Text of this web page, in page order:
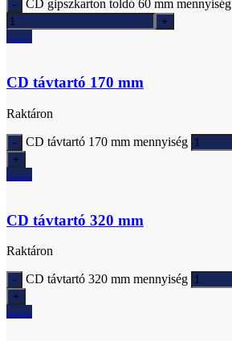
CD gipszkarton toldó 60 mm mennyiség
Ajánlatkérés
CD távtartó 170 mm
Raktáron
CD távtartó 170 mm mennyiség
Ajánlatkérés
CD távtartó 320 mm
Raktáron
CD távtartó 320 mm mennyiség
Ajánlatkérés